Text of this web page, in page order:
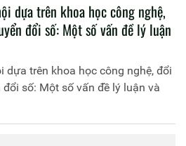
dựa trên khoa học công nghệ,
đổi số: Một số vấn đề lý luận
dựa trên khoa học công nghệ, đổi
số: Một số vấn đề lý luận và